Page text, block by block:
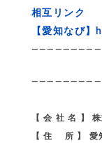
相互リンク
【愛知なび】
【 会 社 名 】
【 住 所 】 愛